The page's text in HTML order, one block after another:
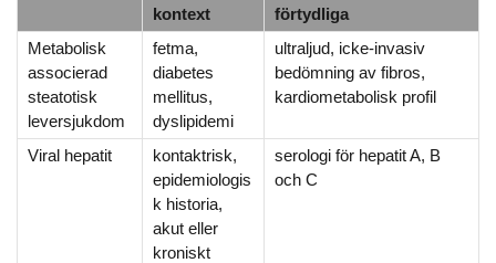
kontext
förtydliga
Metabolisk
associerad
steatotisk
leversjukdom
fetma,
diabetes
mellitus,
dyslipidemi
ultraljud, icke-invasiv
bedömning av fibros,
kardiometabolisk profil
Viral hepatit
kontaktrisk,
epidemiologis
k historia,
akut eller
kroniskt
serologi för hepatit A, B
och C